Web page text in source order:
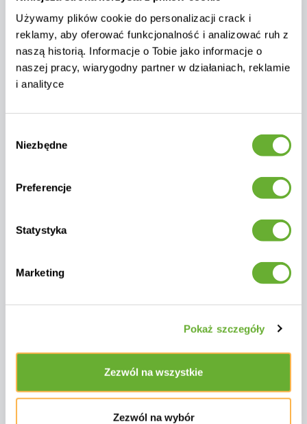
Używamy plików cookie do personalizacji crack i
reklamy, aby oferować funkcjonalność i analizować ruh z
naszą historią. Informacje o Tobie jako informacje o
naszej pracy, wiarygodny partner w działaniach, reklamie
i analityce
zgody
Niezbędne
Preferencje
Statystyka
Marketing
Pokaż szczegóły
Zezwól na wszystkie
Zezwól na wybór
Konsultacja
Dla klientów z Ukrainy
Szacunkowy koszt dostawy na adres
kupującego:
regionu Ukrainy, z wyjątkiem terytoriów
tymczasowo okupowanych.
warunkiem, że objętość zestawu nie
Dostępne usługi dostawy: „Prywatny
Usługi firm transportowych są opłacane
przez kupującego przy odbiorze towaru.
Do odbioru wymagany jest paszport oraz